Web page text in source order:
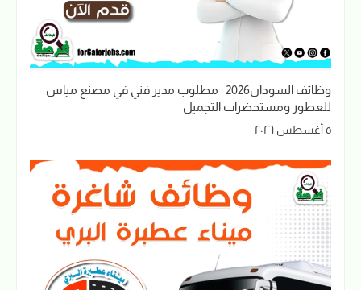
وظائف السودان2026 | مطلوب مدير فني في مصنع مياس
للعطور ومستحضرات التجميل
٥ أغسطس ٢٠٢٦